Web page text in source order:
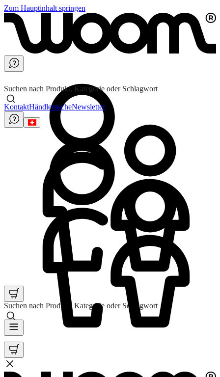
Zum Hauptinhalt springen
Suchen nach Produkt, Kategorie oder Schlagwort
Suchen nach Produkt, Kategorie oder Schlagwort
KontaktHändlersucheNewsletter